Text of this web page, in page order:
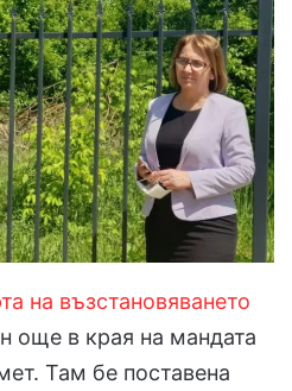
на възстановяването
още в края на мандата
Там бе поставена